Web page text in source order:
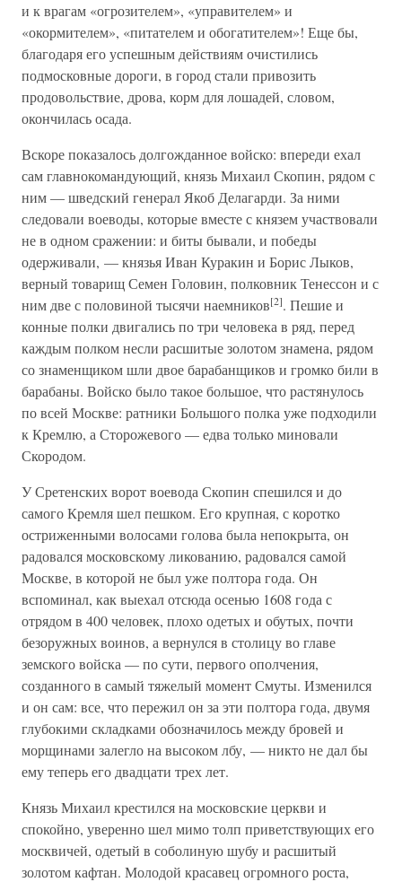
и к врагам «огрозителем», «управителем» и
«окормителем», «питателем и обогатителем»! Еще бы,
благодаря его успешным действиям очистились
подмосковные дороги, в город стали привозить
продовольствие, дрова, корм для лошадей, словом,
окончилась осада.
Вскоре показалось долгожданное войско: впереди ехал
сам главнокомандующий, князь Михаил Скопин, рядом с
ним — шведский генерал Якоб Делагарди. За ними
следовали воеводы, которые вместе с князем участвовали
не в одном сражении: и биты бывали, и победы
одерживали, — князья Иван Куракин и Борис Лыков,
верный товарищ Семен Головин, полковник Тенессон и с
ним две с половиной тысячи наемников[2]. Пешие и
конные полки двигались по три человека в ряд, перед
каждым полком несли расшитые золотом знамена, рядом
со знаменщиком шли двое барабанщиков и громко били в
барабаны. Войско было такое большое, что растянулось
по всей Москве: ратники Большого полка уже подходили
к Кремлю, а Сторожевого — едва только миновали
Скородом.
У Сретенских ворот воевода Скопин спешился и до
самого Кремля шел пешком. Его крупная, с коротко
остриженными волосами голова была непокрыта, он
радовался московскому ликованию, радовался самой
Москве, в которой не был уже полтора года. Он
вспоминал, как выехал отсюда осенью 1608 года с
отрядом в 400 человек, плохо одетых и обутых, почти
безоружных воинов, а вернулся в столицу во главе
земского войска — по сути, первого ополчения,
созданного в самый тяжелый момент Смуты. Изменился
и он сам: все, что пережил он за эти полтора года, двумя
глубокими складками обозначилось между бровей и
морщинами залегло на высоком лбу, — никто не дал бы
ему теперь его двадцати трех лет.
Князь Михаил крестился на московские церкви и
спокойно, уверенно шел мимо толп приветствующих его
москвичей, одетый в соболиную шубу и расшитый
золотом кафтан. Молодой красавец огромного роста,